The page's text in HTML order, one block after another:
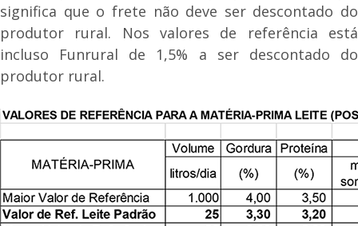
significa que o frete não deve ser descontado do
produtor rural. Nos valores de referência está
incluso Funrural de 1,5% a ser descontado do
produtor rural.